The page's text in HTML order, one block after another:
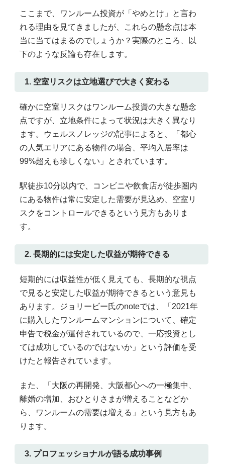
ここまで、ワンルーム投資が「やめとけ」と言わ
れる理由を見てきましたが、これらの懸念点は本
当に当てはまるのでしょうか？実際のところ、以
下のような反論も存在します。
1. 空室リスクは立地選びで大きく変わる
確かに空室リスクはワンルーム投資の大きな懸念
点ですが、立地条件によって状況は大きく異なり
ます。ウェルスノレッジの記事によると、「都心
の人気エリアにある物件の場合、平均入居率は
99%超えも珍しくない」とされています。
駅徒歩10分以内で、コンビニや飲食店が徒歩圏内
にある物件は常に安定した需要が見込め、空室リ
スクをコントロールできるという見方もありま
す。
2. 長期的には安定した収益が期待できる
短期的には収益性が低く見えても、長期的な視点
で見ると安定した収益が期待できるという意見も
あります。ジョリービー氏のnoteでは、「2021年
に購入したワンルームマンションについて、確定
申告で税金が還付されているので、一応投資とし
ては成功しているのではないか」という評価を受
けたと報告されています。
また、「大阪の再開発、大阪都心への一極集中、
離婚の増加、おひとりさまが増えることなどか
ら、ワンルームの需要は増える」という見方もあ
ります。
3. プロフェッショナルが語る成功事例